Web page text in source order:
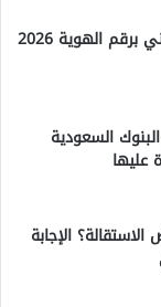
الاستعلام عن العنوان الوطني برقم الهوية 2026
السعودية
الإجابة